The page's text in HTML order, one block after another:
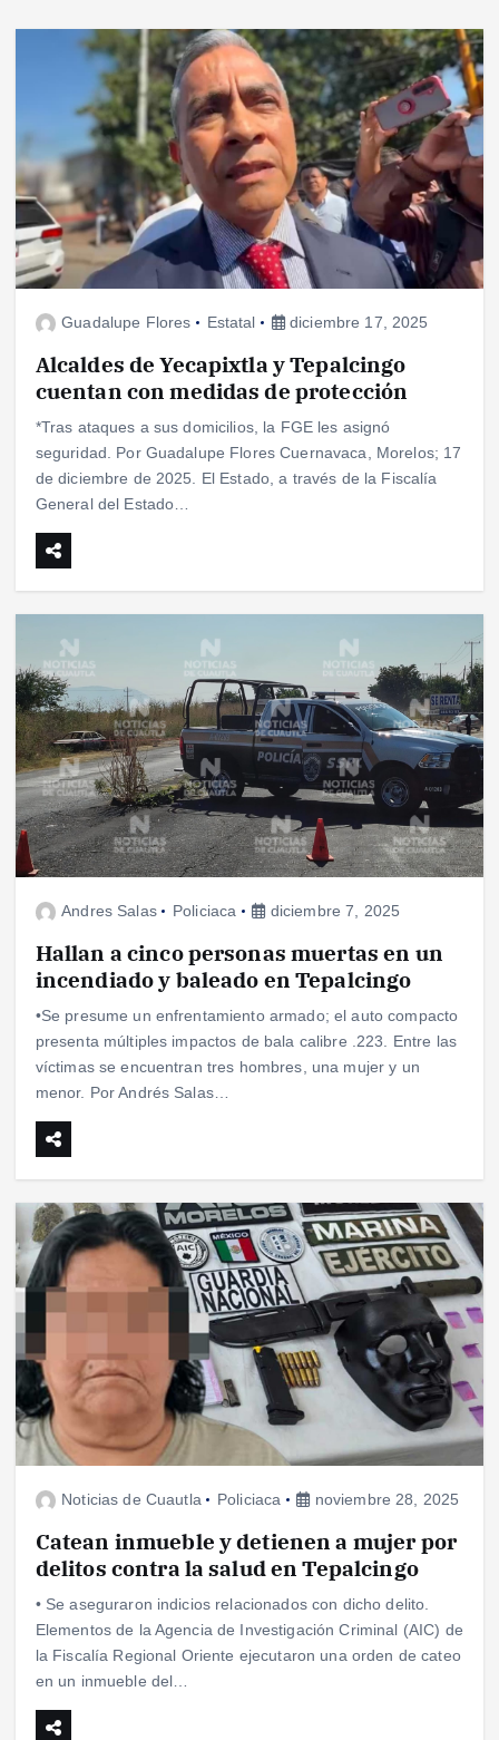
Guadalupe Flores Estatal diciembre 17, 2025
Alcaldes de Yecapixtla y Tepalcingo
cuentan con medidas de protección
*Tras ataques a sus domicilios, la FGE les asignó
seguridad. Por Guadalupe Flores Cuernavaca, Morelos; 17
de diciembre de 2025. El Estado, a través de la Fiscalía
General del Estado…
Andres Salas Policiaca diciembre 7, 2025
Hallan a cinco personas muertas en un
incendiado y baleado en Tepalcingo
•Se presume un enfrentamiento armado; el auto compacto
presenta múltiples impactos de bala calibre .223. Entre las
víctimas se encuentran tres hombres, una mujer y un
menor. Por Andrés Salas…
Noticias de Cuautla Policiaca noviembre 28, 2025
Catean inmueble y detienen a mujer por
delitos contra la salud en Tepalcingo
• Se aseguraron indicios relacionados con dicho delito.
Elementos de la Agencia de Investigación Criminal (AIC) de
la Fiscalía Regional Oriente ejecutaron una orden de cateo
en un inmueble del…